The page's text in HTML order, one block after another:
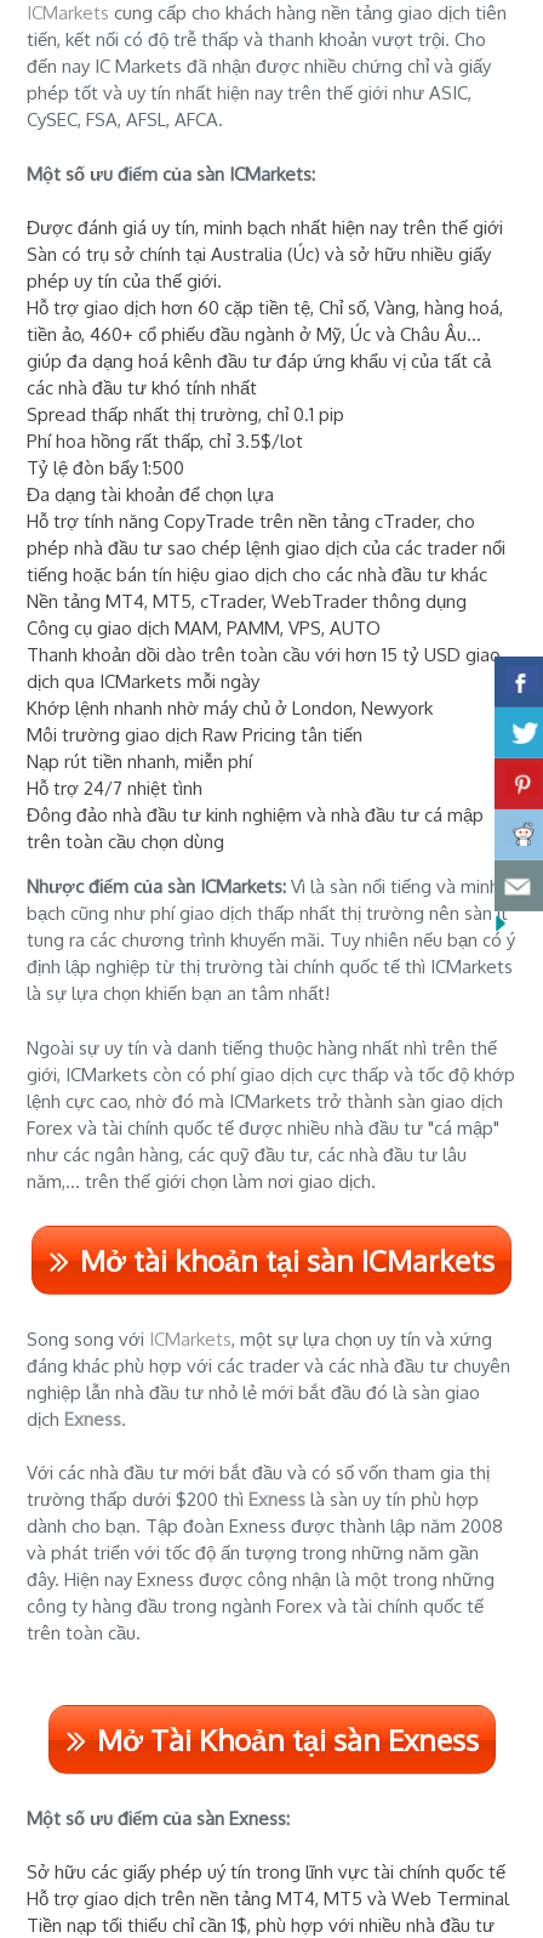
ICMarkets cung cấp cho khách hàng nền tảng giao dịch tiên
tiến, kết nối có độ trễ thấp và thanh khoản vượt trội. Cho
đến nay IC Markets đã nhận được nhiều chứng chỉ và giấy
phép tốt và uy tín nhất hiện nay trên thế giới như ASIC,
CySEC, FSA, AFSL, AFCA.
Một số ưu điểm của sàn ICMarkets:
Được đánh giá uy tín, minh bạch nhất hiện nay trên thế giới
Sàn có trụ sở chính tại Australia (Úc) và sở hữu nhiều giấy
phép uy tín của thế giới.
Hỗ trợ giao dịch hơn 60 cặp tiền tệ, Chỉ số, Vàng, hàng hoá,
tiền ảo, 460+ cổ phiếu đầu ngành ở Mỹ, Úc và Châu Âu...
giúp đa dạng hoá kênh đầu tư đáp ứng khẩu vị của tất cả
các nhà đầu tư khó tính nhất
Spread thấp nhất thị trường, chỉ 0.1 pip
Phí hoa hồng rất thấp, chỉ 3.5$/lot
Tỷ lệ đòn bẩy 1:500
Đa dạng tài khoản để chọn lựa
Hỗ trợ tính năng CopyTrade trên nền tảng cTrader, cho
phép nhà đầu tư sao chép lệnh giao dịch của các trader nổi
tiếng hoặc bán tín hiệu giao dịch cho các nhà đầu tư khác
Nền tảng MT4, MT5, cTrader, WebTrader thông dụng
Công cụ giao dịch MAM, PAMM, VPS, AUTO
Thanh khoản dồi dào trên toàn cầu với hơn 15 tỷ USD giao
dịch qua ICMarkets mỗi ngày
Khớp lệnh nhanh nhờ máy chủ ở London, Newyork
Môi trường giao dịch Raw Pricing tân tiến
Nạp rút tiền nhanh, miễn phí
Hỗ trợ 24/7 nhiệt tình
Đông đảo nhà đầu tư kinh nghiệm và nhà đầu tư cá mập
trên toàn cầu chọn dùng
Nhược điểm của sàn ICMarkets: Vì là sàn nổi tiếng và minh
bạch cũng như phí giao dịch thấp nhất thị trường nên sàn ít
tung ra các chương trình khuyến mãi. Tuy nhiên nếu bạn có ý
định lập nghiệp từ thị trường tài chính quốc tế thì ICMarkets
là sự lựa chọn khiến bạn an tâm nhất!
Ngoài sự uy tín và danh tiếng thuộc hàng nhất nhì trên thế
giới, ICMarkets còn có phí giao dịch cực thấp và tốc độ khớp
lệnh cực cao, nhờ đó mà ICMarkets trở thành sàn giao dịch
Forex và tài chính quốc tế được nhiều nhà đầu tư "cá mập"
như các ngân hàng, các quỹ đầu tư, các nhà đầu tư lâu
năm,... trên thế giới chọn làm nơi giao dịch.
Mở tài khoản tại sàn ICMarkets
Song song với ICMarkets, một sự lựa chọn uy tín và xứng
đáng khác phù hợp với các trader và các nhà đầu tư chuyên
nghiệp lẫn nhà đầu tư nhỏ lẻ mới bắt đầu đó là sàn giao
dịchExness.
Với các nhà đầu tư mới bắt đầu và có số vốn tham gia thị
trường thấp dưới $200 thì Exness là sàn uy tín phù hợp
dành cho bạn. Tập đoàn Exness được thành lập năm 2008
và phát triển với tốc độ ấn tượng trong những năm gần
đây. Hiện nay Exness được công nhận là một trong những
công ty hàng đầu trong ngành Forex và tài chính quốc tế
trên toàn cầu.
Mở Tài Khoản tại sàn Exness
Một số ưu điểm của sàn Exness:
Sở hữu các giấy phép uý tín trong lĩnh vực tài chính quốc tế
Hỗ trợ giao dịch trên nền tảng MT4, MT5 và Web Terminal
Tiền nạp tối thiểu chỉ cần 1$, phù hợp với nhiều nhà đầu tư